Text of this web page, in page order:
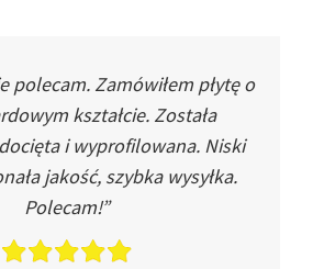
polecam. Zamówiłem płytę o
kształcie. Została
i wyprofilowana. Niski
jakość, szybka wysyłka.
Polecam!”